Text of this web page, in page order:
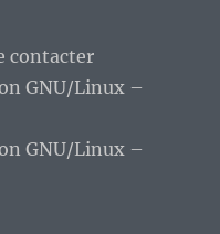
contacter
GNU/Linux –
GNU/Linux –